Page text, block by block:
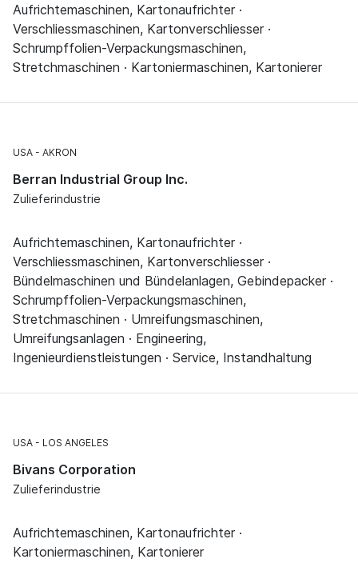
Aufrichtemaschinen, Kartonaufrichter ·
Verschliessmaschinen, Kartonverschliesser ·
Schrumpffolien-Verpackungsmaschinen,
Stretchmaschinen · Kartoniermaschinen, Kartonierer
USA AKRON
Berran Industrial Group Inc.
Zulieferindustrie
Aufrichtemaschinen, Kartonaufrichter ·
Verschliessmaschinen, Kartonverschliesser ·
Bündelmaschinen und Bündelanlagen, Gebindepacker ·
Schrumpffolien-Verpackungsmaschinen,
Stretchmaschinen · Umreifungsmaschinen,
Umreifungsanlagen · Engineering,
Ingenieurdienstleistungen · Service, Instandhaltung
USA LOS ANGELES
Bivans Corporation
Zulieferindustrie
Aufrichtemaschinen, Kartonaufrichter ·
Kartoniermaschinen, Kartonierer